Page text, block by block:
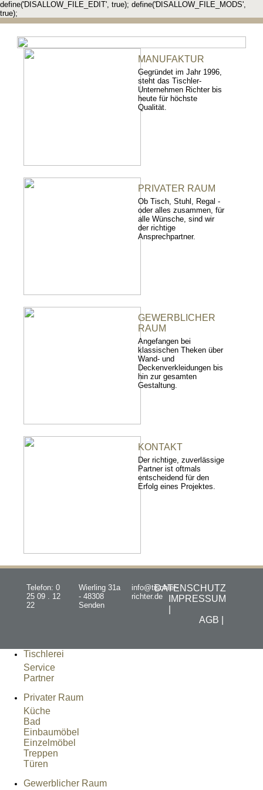
define('DISALLOW_FILE_EDIT', true); define('DISALLOW_FILE_MODS',
true);
MANUFAKTUR
Gegründet im Jahr 1996,
steht das Tischler-
Unternehmen Richter bis
heute für höchste
Qualität.
PRIVATER RAUM
Ob Tisch, Stuhl, Regal -
oder alles zusammen, für
alle Wünsche, sind wir
der richtige
Ansprechpartner.
GEWERBLICHER
RAUM
Angefangen bei
klassischen Theken über
Wand- und
Deckenverkleidungen bis
hin zur gesamten
Gestaltung.
KONTAKT
Der richtige, zuverlässige
Partner ist oftmals
entscheidend für den
Erfolg eines Projektes.
Telefon: 0
25 09 . 12
22
Wierling 31a
- 48308
Senden
info@tischler-
richter.de
DATENSCHUTZ
IMPRESSUM
AGB |
Tischlerei
Service
Partner
Privater Raum
Küche
Bad
Einbaumöbel
Einzelmöbel
Treppen
Türen
Gewerblicher Raum